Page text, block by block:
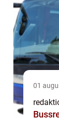
01
Bussresor